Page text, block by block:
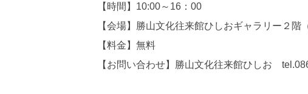
【時間】10:00～16：00
【会場】勝山文化往来館ひしおギャラリー２階
【料金】無料
【お問い合わせ】勝山文化往来館ひしお